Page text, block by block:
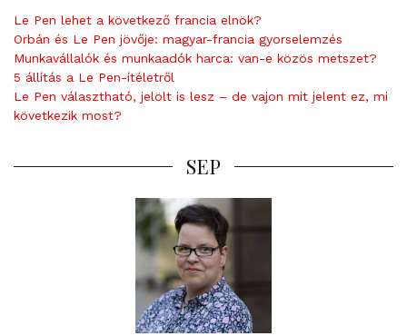
Le Pen lehet a következő francia elnök?
Orbán és Le Pen jövője: magyar-francia gyorselemzés
Munkavállalók és munkaadók harca: van-e közös metszet?
5 állítás a Le Pen-ítéletről
Le Pen választható, jelölt is lesz – de vajon mit jelent ez, mi
következik most?
SEP